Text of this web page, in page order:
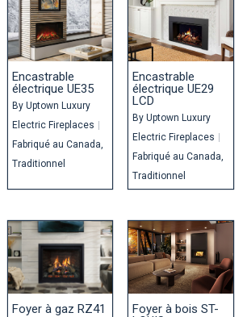
Encastrable
électrique UE35
By Uptown Luxury
Electric Fireplaces |
Fabriqué au Canada
Traditionnel
Encastrable
électrique UE29
LCD
ByUptown Luxury
Electric Fireplaces |
Fabriqué au Canada
Traditionnel
Foyer à gaz RZ41
Foyer à bois ST-